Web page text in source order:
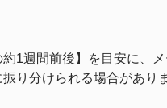
1週間前後】を目安に、
り分けられる場合があり